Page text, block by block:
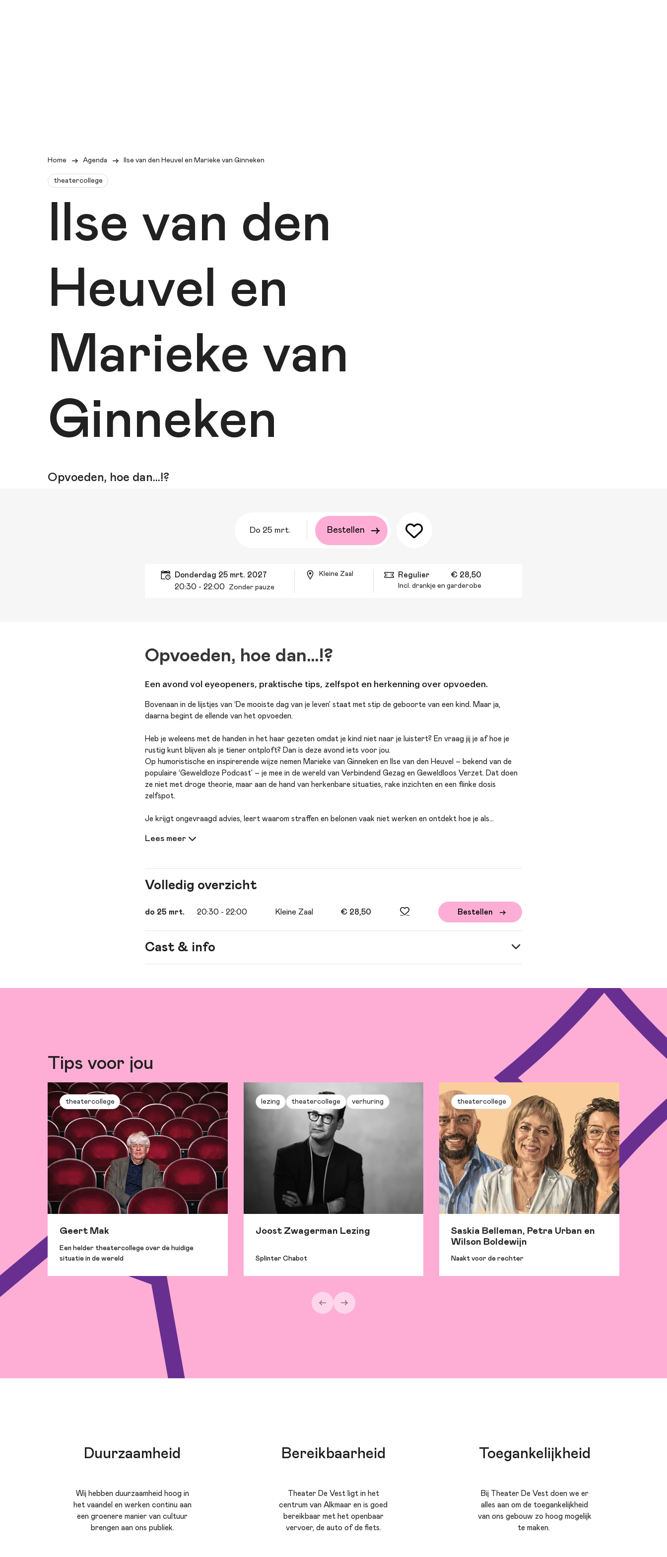
Home Agenda Ilse van den Heuvel en Marieke van Ginneken
theatercollege
Ilse van den
Heuvel en
Marieke van
Ginneken
Opvoeden, hoe dan…!?
do 25 mrt. Bestellen
donderdag 25 mrt. 2027
20:30 - 22:00 Zonder pauze
Kleine Zaal Regulier € 28,50
Incl. drankje en garderobe
Opvoeden, hoe dan…!?
Een avond vol eyeopeners, praktische tips, zelfspot en herkenning over opvoeden.
Bovenaan in de lijstjes van ‘De mooiste dag van je leven’ staat met stip de geboorte van een kind. Maar ja,
daarna begint de ellende van het opvoeden.
Heb je weleens met de handen in het haar gezeten omdat je kind niet naar je luistert? En vraag jij je af hoe je
rustig kunt blijven als je tiener ontploft? Dan is deze avond iets voor jou.
Op humoristische en inspirerende wijze nemen Marieke van Ginneken en Ilse van den Heuvel – bekend van de
populaire ‘Geweldloze Podcast’ – je mee in de wereld van Verbindend Gezag en Geweldloos Verzet. Dat doen
ze niet met droge theorie, maar aan de hand van herkenbare situaties, rake inzichten en een flinke dosis
zelfspot.
Je krijgt ongevraagd advies, leert waarom straffen en belonen vaak niet werken en ontdekt hoe je als
eyeopeners, praktische tips en vooral: herkenning.
Volledig overzicht
do 25 mrt. 20:30 - 22:00 Kleine Zaal € 28,50 Bestellen
Cast & info
Tips voor jou
theatercollege
Geert Mak
Een helder theatercollege over de huidige
situatie in de wereld
lezing theatercollege verhuring
Joost Zwagerman Lezing
Splinter Chabot
theatercollege
Saskia Belleman, Petra Urban en
Wilson Boldewijn
Naakt voor de rechter
Duurzaamheid
Wij hebben duurzaamheid hoog in
het vaandel en werken continu aan
een groenere manier van cultuur
brengen aan ons publiek.
Bereikbaarheid
Theater De Vest ligt in het
centrum van Alkmaar en is goed
bereikbaar met het openbaar
vervoer, de auto of de fiets.
Toegankelijkheid
Bij Theater De Vest doen we er
alles aan om de toegankelijkheid
van ons gebouw zo hoog mogelijk
te maken.